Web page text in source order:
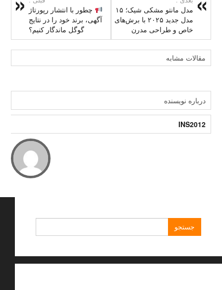
چطور با انتشار رپورتاژ
آگهی، برند خود را در نتایج
گوگل ماندگار کنیم؟
مدل مانتو مشکی شیک؛ ۱۵
مدل جدید ۲۰۲۵ با برش‌های
خاص و طراحی مدرن
مقالات مشابه
درباره نویسنده
INS2012
برای: